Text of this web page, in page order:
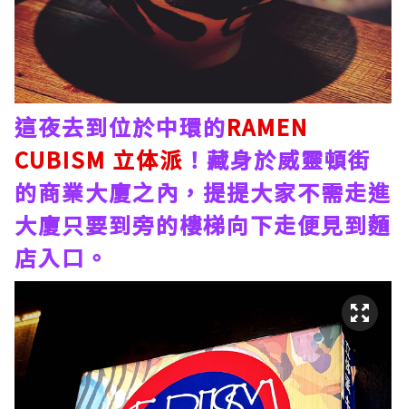
這夜去到位於中環的RAMEN
CUBISM 立体派 ！藏身於威靈頓街
的商業大廈之內，提提大家不需走進
大廈只要到旁的樓梯向下走便見到麵
店入口。